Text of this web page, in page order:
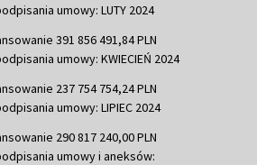
umowy: LUTY 2024
391 856 491,84 PLN
umowy: KWIECIEŃ 2024
237 754 754,24 PLN
umowy: LIPIEC 2024
290 817 240,00 PLN
umowy i aneksów: